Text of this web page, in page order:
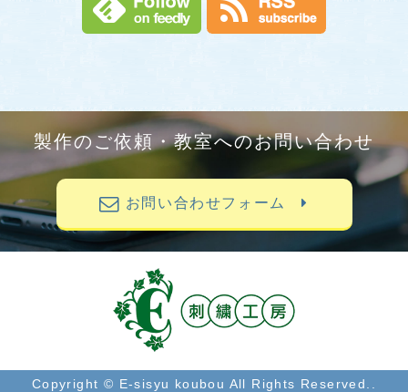
製作のご依頼・教室へのお問い合わせ
お問い合わせフォーム
Copyright © E-sisyu koubou All Rights Reserved..